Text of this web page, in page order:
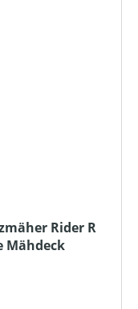
Rider R
Mähdeck